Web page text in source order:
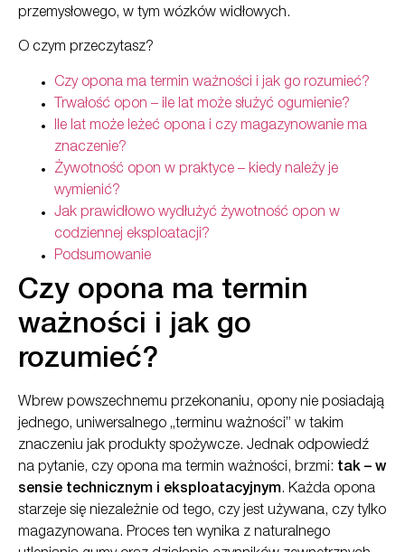
przemysłowego, w tym wózków widłowych.
O czym przeczytasz?
Czy opona ma termin ważności i jak go rozumieć?
Trwałość opon – ile lat może służyć ogumienie?
Ile lat może leżeć opona i czy magazynowanie ma
znaczenie?
Żywotność opon w praktyce – kiedy należy je
wymienić?
Jak prawidłowo wydłużyć żywotność opon w
codziennej eksploatacji?
Podsumowanie
Czy opona ma termin
ważności i jak go
rozumieć?
Wbrew powszechnemu przekonaniu, opony nie posiadają
jednego, uniwersalnego „terminu ważności” w takim
znaczeniu jak produkty spożywcze. Jednak odpowiedź
na pytanie, czy opona ma termin ważności, brzmi: tak – w
sensie technicznym i eksploatacyjnym. Każda opona
starzeje się niezależnie od tego, czy jest używana, czy tylko
magazynowana. Proces ten wynika z naturalnego